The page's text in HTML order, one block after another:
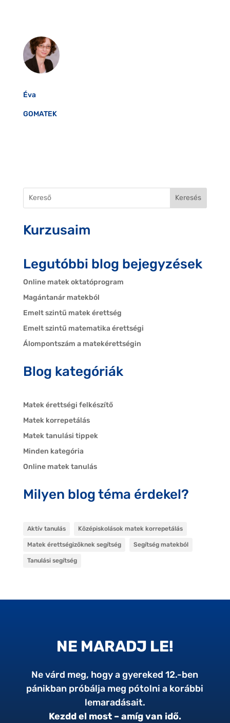
Éva
GOMATEK
Keresés
Kurzusaim
Legutóbbi blog bejegyzések
Online matek oktatóprogram
Magántanár matekból
Emelt szintű matek érettség
Emelt szintű matematika érettségi
Álompontszám a matekérettségin
Blog kategóriák
Matek érettségi felkészítő
Matek korrepetálás
Matek tanulási tippek
Minden kategória
Online matek tanulás
Milyen blog téma érdekel?
Aktív tanulás Középiskolások matek korrepetálás
Matek érettségizőknek segítség Segítség matekból
Tanulási segítség
NE MARADJ LE!
Ne várd meg, hogy a gyereked 12.-ben
pánikban próbálja meg pótolni a korábbi
lemaradásait.
Kezdd el most – amíg van idő.